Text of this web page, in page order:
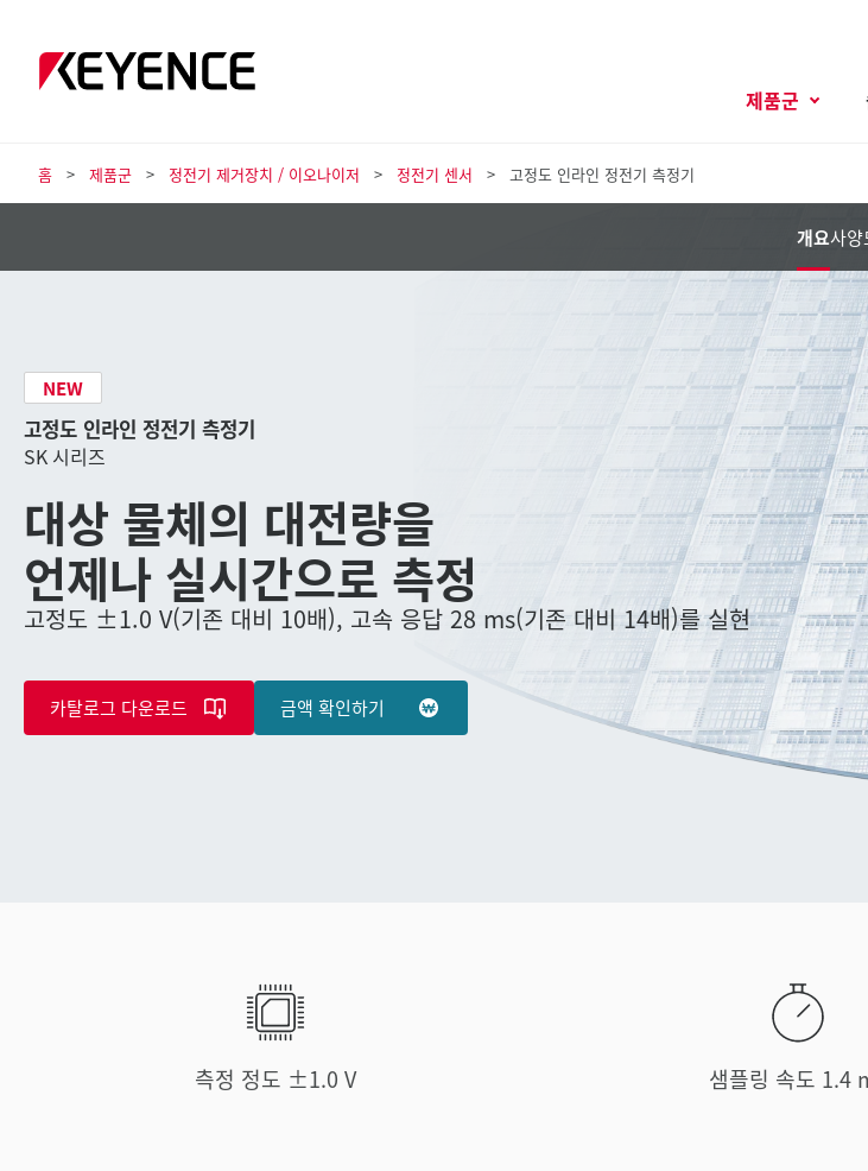
제품군
홈 제품군 정전기 제거장치 / 이오나이저 정전기 센서 고정도 인라인 정전기 측정기
NEW
고정도 인라인 정전기 측정기
SK 시리즈
대상 물체의 대전량을
언제나 실시간으로 측정
고정도 ±1.0 V(기존 대비 10배), 고속 응답 28 ms(기존 대비 14배)를 실현
카탈로그 다운로드 금액 확인하기
개요사양
측정 정도 ±1.0 V 샘플링 속도 1.4